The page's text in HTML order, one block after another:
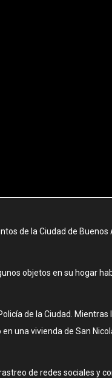
de la Ciudad de
objetos en su hogar
de la Ciudad.
vivienda de San
de redes sociales y